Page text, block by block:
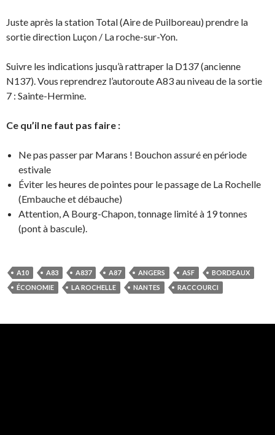
Juste après la station Total (Aire de Puilboreau) prendre la
sortie direction Luçon / La roche-sur-Yon.
Suivre les indications jusqu’à rattraper la D137 (ancienne
N137). Vous reprendrez l’autoroute A83 au niveau de la sortie
7 : Sainte-Hermine.
Ce qu’il ne faut pas faire :
Ne pas passer par Marans ! Bouchon assuré en période
estivale
Éviter les heures de pointes pour le passage de La Rochelle
(Embauche et débauche)
Attention, A Bourg-Chapon, tonnage limité à 19 tonnes
(pont à bascule).
A10 A83 A837 A87 ANGERS ASF
BORDEAUX
ÉCONOMIE
LA ROCHELLE NANTES RACCOURCI